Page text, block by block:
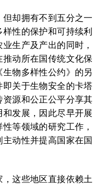
却拥有不到五分之一
性的保护和可持续利
生产及产出的同时，
动所在国传统文化保
物多样性公约》的另
关于生物安全的卡塔
源和公正公平分享其
发展，因此尽早开展
等领域的研究工作，
动性并提高国家在国
这些地区直接依赖土